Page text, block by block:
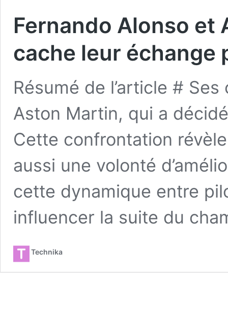
Fernando Alonso et
cache leur échange
Résumé de l’article #
Aston Martin, qui a
Cette confrontation
aussi une volonté
cette dynamique entre
influencer la suite du
Technika